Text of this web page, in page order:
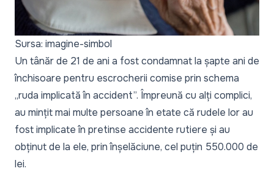
Sursa: imagine-simbol
Un tânăr de 21 de ani a fost condamnat la șapte ani de
închisoare pentru escrocherii comise prin schema
„ruda implicată în accident”. Împreună cu alți complici,
au mințit mai multe persoane în etate că rudele lor au
fost implicate în pretinse accidente rutiere și au
obținut de la ele, prin înșelăciune, cel puțin 550.000 de
lei.